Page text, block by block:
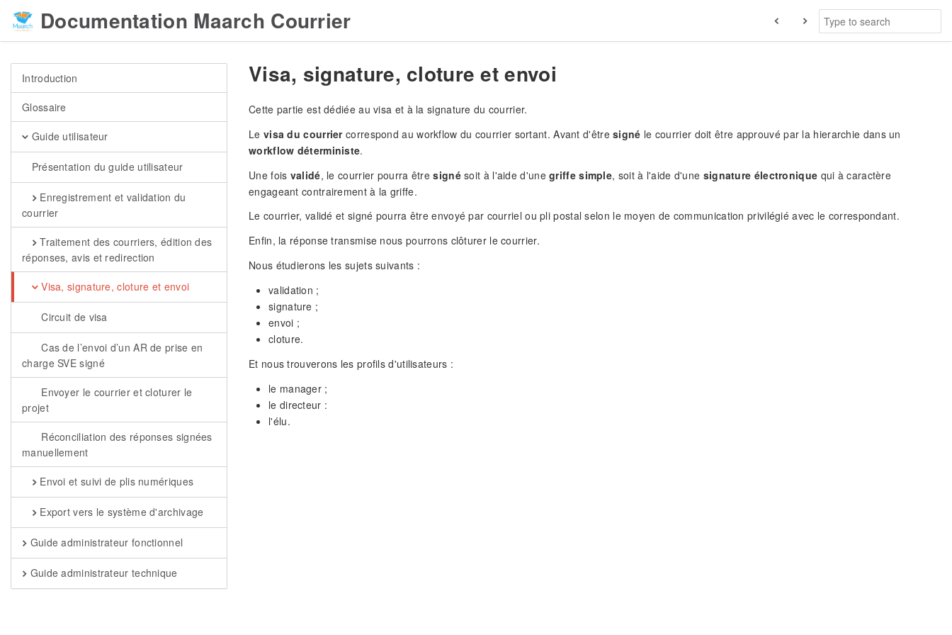
Documentation Maarch Courrier
Introduction
Glossaire
Guide utilisateur
Présentation du guide utilisateur
Enregistrement et validation du
courrier
Traitement des courriers, édition des
réponses, avis et redirection
Visa, signature, cloture et envoi
Circuit de visa
Cas de l’envoi d’un AR de prise en
charge SVE signé
Envoyer le courrier et cloturer le
projet
Réconciliation des réponses signées
manuellement
Envoi et suivi de plis numériques
Export vers le système d'archivage
Guide administrateur fonctionnel
Guide administrateur technique
Visa, signature, cloture et envoi
Cette partie est dédiée au visa et à la signature du courrier.
Le visa du courriercorrespond au workflow du courrier sortant. Avant d'êtresigné le courrier doit être approuvé par la hierarchie dans un
workflow déterministe.
Une fois validé, le courrier pourra êtresignésoit à l'aide d'unegriffe simple, soit à l'aide d'une signature électronique qui à caractère
engageant contrairement à la griffe.
Le courrier, validé et signé pourra être envoyé par courriel ou pli postal selon le moyen de communication privilégié avec le correspondant.
Enfin, la réponse transmise nous pourrons clôturer le courrier.
Nous étudierons les sujets suivants :
validation ;
signature ;
envoi ;
cloture.
Et nous trouverons les profils d'utilisateurs :
le manager ;
le directeur :
l'élu.